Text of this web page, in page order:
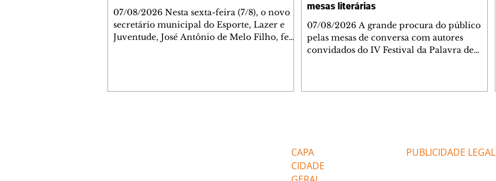
07/08/2026 Nesta sexta-feira (7/8), o novo
secretário municipal do Esporte, Lazer e
Juventude, José Antônio de Melo Filho, fez
mesas literárias
07/08/2026 A grande procura do público
pelas mesas de conversa com autores
convidados do IV Festival da Palavra de
a programação. A medida foi adotada
depois que o Teatro do Memorial, com
capacidade pa
CAPA
CIDADE
PUBLICIDADE LEGAL